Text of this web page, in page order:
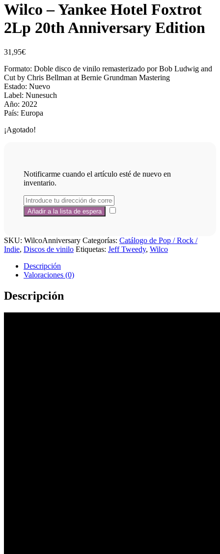
Wilco – Yankee Hotel Foxtrot
2Lp 20th Anniversary Edition
31,95€
Formato: Doble disco de vinilo remasterizado por Bob Ludwig and
Cut by Chris Bellman at Bernie Grundman Mastering
Estado: Nuevo
Label: Nunesuch
Año: 2022
País: Europa
¡Agotado!
Notificarme cuando el artículo esté de nuevo en
inventario.
SKU: WilcoAnniversary Categorías: Catálogo de Pop / Rock /
Indie, Discos de vinilo Etiquetas: Jeff Tweedy, Wilco
Descripción
Valoraciones (0)
Descripción